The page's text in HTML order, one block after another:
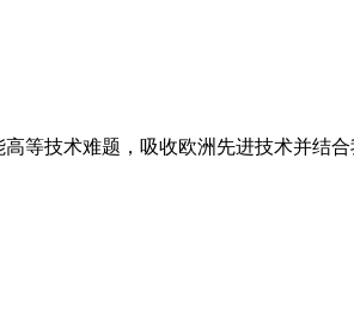
等技术难题，吸收欧洲先进技术并结